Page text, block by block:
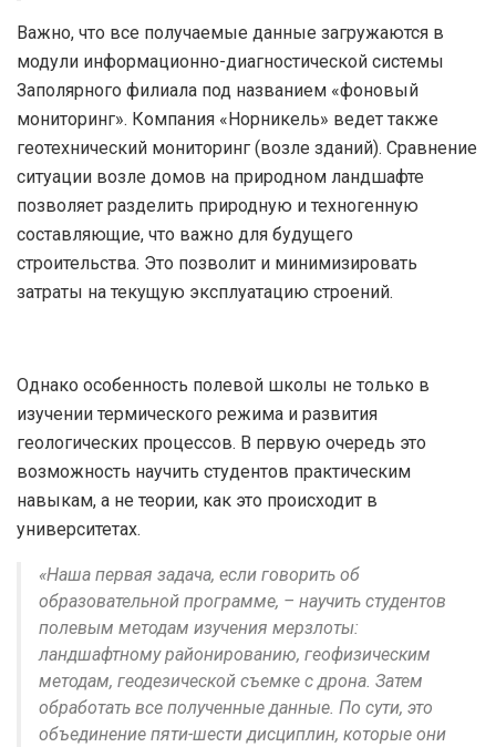
Важно, что все получаемые данные загружаются в
модули информационно-диагностической системы
Заполярного филиала под названием «фоновый
мониторинг». Компания «Норникель» ведет также
геотехнический мониторинг (возле зданий). Сравнение
ситуации возле домов на природном ландшафте
позволяет разделить природную и техногенную
составляющие, что важно для будущего
строительства. Это позволит и минимизировать
затраты на текущую эксплуатацию строений.
Однако особенность полевой школы не только в
изучении термического режима и развития
геологических процессов. В первую очередь это
возможность научить студентов практическим
навыкам, а не теории, как это происходит в
университетах.
«Наша первая задача, если говорить об
образовательной программе, – научить студентов
полевым методам изучения мерзлоты:
ландшафтному районированию, геофизическим
методам, геодезической съемке с дрона. Затем
обработать все полученные данные. По сути, это
объединение пяти-шести дисциплин, которые они